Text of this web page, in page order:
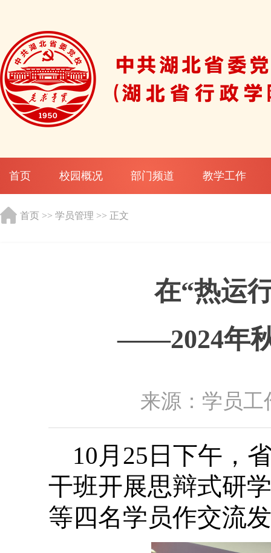
首页 校园概况 部门频道 教学工作
首页 >> 学员管理 >> 正文
在“热运
——2024年
来源：学员
10月25日下午，
干班开展思辩式研
等四名学员作交流